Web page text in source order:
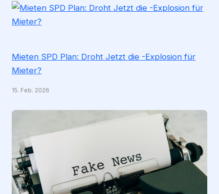
Mieten SPD Plan: Droht Jetzt die -Explosion für
Mieter?
15. Feb. 2026